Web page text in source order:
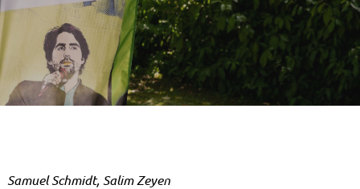
Samuel Schmidt, Salim Zeyen